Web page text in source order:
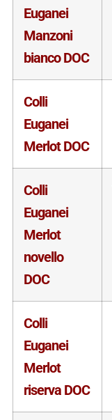
Euganei
Manzoni
bianco DOC
Colli
Euganei
Merlot DOC
Colli
Euganei
Merlot
novello
DOC
Colli
Euganei
Merlot
riserva DOC